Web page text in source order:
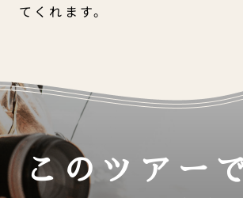
てくれます。
このツアー